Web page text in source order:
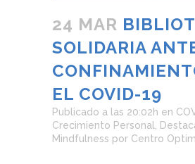
24 MAR
SOLIDARIA
EL COVID-19
Publicado a las 20:02h en
Crecimiento Personal
Mindfulness por Centro